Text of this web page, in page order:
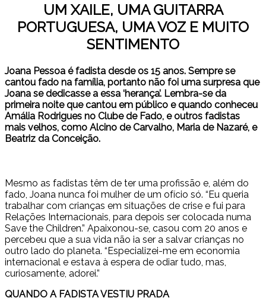
UM XAILE, UMA GUITARRA
PORTUGUESA, UMA VOZ E MUITO
SENTIMENTO
Joana Pessoa é fadista desde os 15 anos. Sempre se
cantou fado na família, portanto não foi uma surpresa que
Joana se dedicasse a essa ‘herança’. Lembra-se da
primeira noite que cantou em público e quando conheceu
Amália Rodrigues no Clube de Fado, e outros fadistas
mais velhos, como Alcino de Carvalho, Maria de Nazaré, e
Beatriz da Conceição.
Mesmo as fadistas têm de ter uma profissão e, além do
fado, Joana nunca foi mulher de um ofício só. “Eu queria
trabalhar com crianças em situações de crise e fui para
Relações Internacionais, para depois ser colocada numa
Save the Children.” Apaixonou-se, casou com 20 anos e
percebeu que a sua vida não ia ser a salvar crianças no
outro lado do planeta. “Especializei-me em economia
internacional e estava à espera de odiar tudo, mas,
curiosamente, adorei.”
QUANDO A FADISTA VESTIU PRADA